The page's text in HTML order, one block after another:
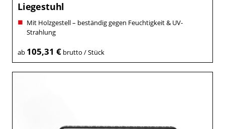
Liegestuhl
Mit Holzgestell – beständig gegen Feuchtigkeit & UV-
Strahlung
ab 105,31 €brutto / Stück